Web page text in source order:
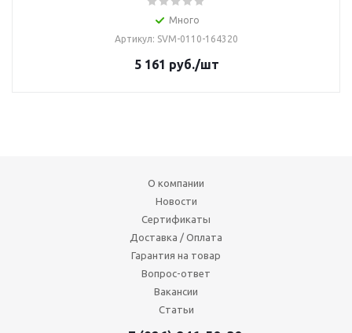
Много
Артикул: SVM-0110-164320
5 161 руб./шт
О компании
Новости
Сертификаты
Доставка / Оплата
Гарантия на товар
Вопрос-ответ
Вакансии
Статьи